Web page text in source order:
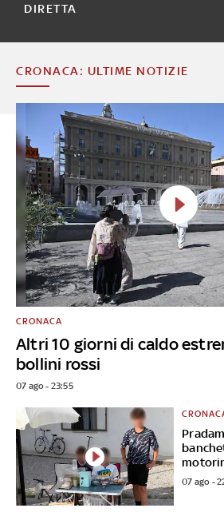
DIRETTA
CRONACA: ULTIME NOTIZIE
Altri 10 giorni di caldo
bollini rossi
CRONACA
07 ago - 23:55
07 ago -